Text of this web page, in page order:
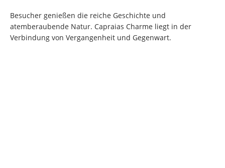
Besucher genießen die reiche Geschichte und
atemberaubende Natur. Capraias Charme liegt in der
Verbindung von Vergangenheit und Gegenwart.